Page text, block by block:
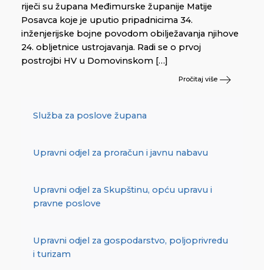
riječi su župana Međimurske županije Matije
Posavca koje je uputio pripadnicima 34.
inženjerijske bojne povodom obilježavanja njihove
24. obljetnice ustrojavanja. Radi se o prvoj
postrojbi HV u Domovinskom […]
Pročitaj više
Služba za poslove župana
Upravni odjel za proračun i javnu nabavu
Upravni odjel za Skupštinu, opću upravu i
pravne poslove
Upravni odjel za gospodarstvo, poljoprivredu
i turizam